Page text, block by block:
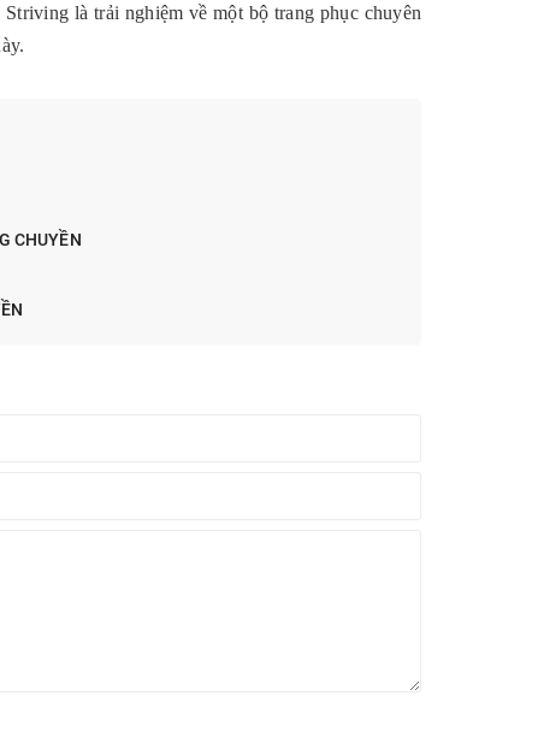
Striving là trải nghiệm về một bộ trang phục chuyên
CHUYỀN